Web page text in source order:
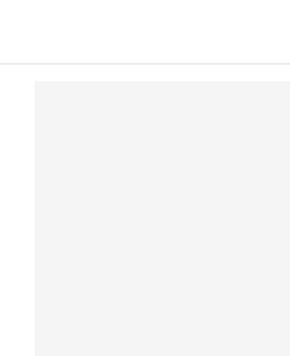
ACTUALIDAD